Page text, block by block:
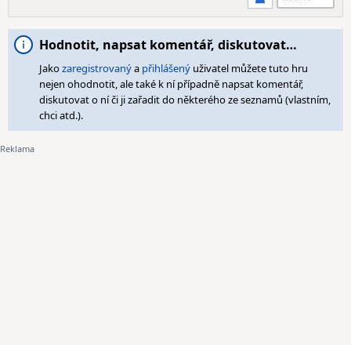
Hodnotit, napsat komentář, diskutovat…
Jakozaregistrovanýa přihlášený uživatel můžete tuto hru
nejen ohodnotit, ale také k ní případně napsat komentář,
diskutovat o ní či ji zařadit do některého ze seznamů (vlastním,
chci atd.).